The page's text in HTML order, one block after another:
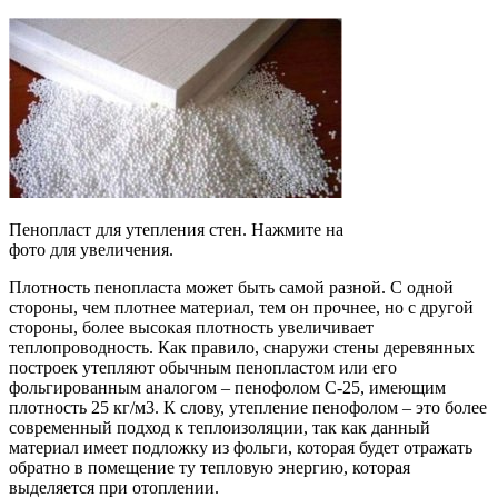
Пенопласт для утепления стен. Нажмите на
фото для увеличения.
Плотность пенопласта может быть самой разной. С одной
стороны, чем плотнее материал, тем он прочнее, но с другой
стороны, более высокая плотность увеличивает
теплопроводность. Как правило, снаружи стены деревянных
построек утепляют обычным пенопластом или его
фольгированным аналогом – пенофолом С-25, имеющим
плотность 25 кг/м3. К слову, утепление пенофолом – это более
современный подход к теплоизоляции, так как данный
материал имеет подложку из фольги, которая будет отражать
обратно в помещение ту тепловую энергию, которая
выделяется при отоплении.